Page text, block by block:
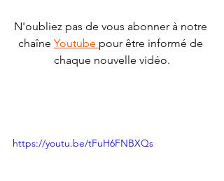
N'oubliez pas de vous abonner à notre
chaîne Youtube pour être informé de
chaque nouvelle vidéo.
https://youtu.be/tFuH6FNBXQs